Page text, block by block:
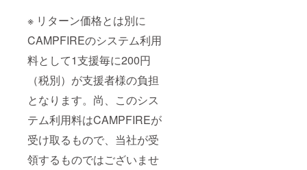
※ リターン価格とは別に
CAMPFIREのシステム利用
料として1支援毎に200円
（税別）が支援者様の負担
となります。尚、このシス
テム利用料はCAMPFIREが
受け取るもので、当社が受
領するものではございませ